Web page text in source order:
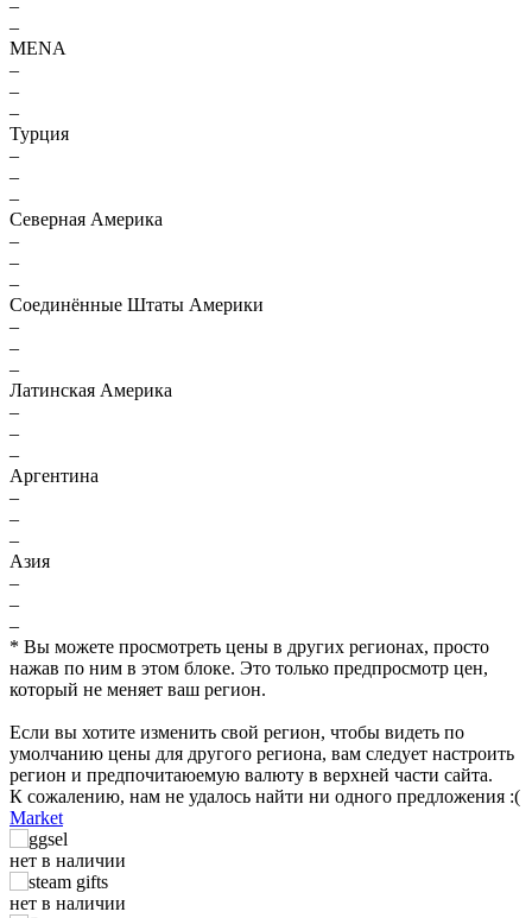
–
–
MENA
–
–
–
Турция
–
–
–
Северная Америка
–
–
–
Соединённые Штаты Америки
–
–
–
Латинская Америка
–
–
–
Аргентина
–
–
–
Азия
–
–
–
* Вы можете просмотреть цены в других регионах, просто
нажав по ним в этом блоке. Это только предпросмотр цен,
который не меняет ваш регион.
Если вы хотите изменить свой регион, чтобы видеть по
умолчанию цены для другого региона, вам следует настроить
регион и предпочитаюемую валюту в верхней части сайта.
К сожалению, нам не удалось найти ни одного предложения :(
Market
нет в наличии
нет в наличии
4,000
6,000
8,000
max9789